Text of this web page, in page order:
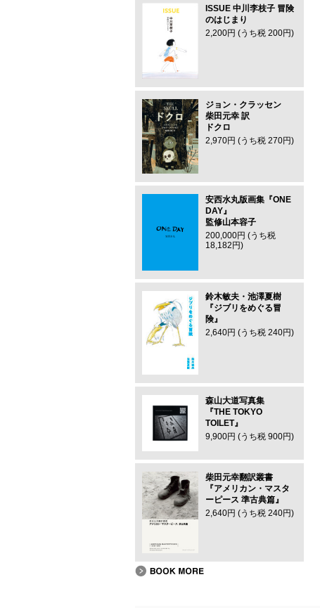
ISSUE 中川李枝子 冒険
のはじまり
2,200円 (うち税 200円)
ジョン・クラッセン
柴田元幸 訳
ドクロ
2,970円 (うち税 270円)
安西水丸版画集『ONE
DAY』
監修山本容子
200,000円 (うち税
18,182円)
鈴木敏夫・池澤夏樹
『ジブリをめぐる冒
険』
2,640円 (うち税 240円)
森山大道写真集
『THE TOKYO
TOILET』
9,900円 (うち税 900円)
柴田元幸翻訳叢書
『アメリカン・マスタ
ーピース 準古典篇』
2,640円 (うち税 240円)